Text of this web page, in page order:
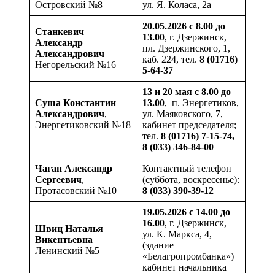
Островский №8
ул. Я. Коласа, 2а
Станкевич
Александр
Александрович
Негорельский №16
20.05.2026 с 8.00 до
13.00, г. Дзержинск,
пл. Дзержинского, 1,
каб. 224, тел. 8 (01716)
5-64-37
Суша Константин
Александрович,
Энергетиковский №18
13 и 20 мая с 8.00 до
13.00, п. Энергетиков,
ул. Маяковского, 7,
кабинет председателя;
тел. 8 (01716) 7-15-74,
8 (033) 346-84-00
Чаган Александр
Сергеевич,
Протасовский №10
Контактный телефон
(суббота, воскресенье):
8 (033) 390-39-12
Швиц Наталья
Викентьевна
Ленинский №5
19.05.2026 с 14.00 до
16.00, г. Дзержинск,
ул. К. Маркса, 4,
(здание
«Белагропромбанка»)
кабинет начальника